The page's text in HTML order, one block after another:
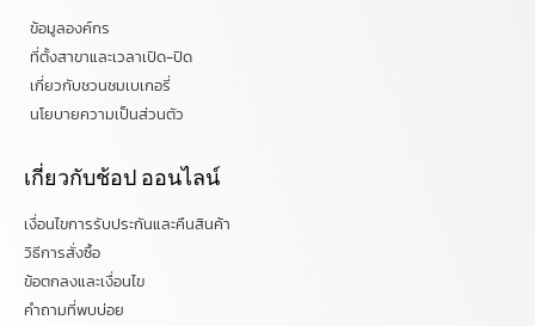
ข้อมูลองค์กร
ที่ตั้งสาขาและเวลาเปิด-ปิด
เกี่ยวกับชวนชมเบเกอรี่
นโยบายความเป็นส่วนตัว
เกี่ยวกับช้อป ออนไลน์
เงื่อนไขการรับประกันและคืนสินค้า
วิธีการสั่งซื้อ
ข้อตกลงและเงื่อนไข
คำถามที่พบบ่อย